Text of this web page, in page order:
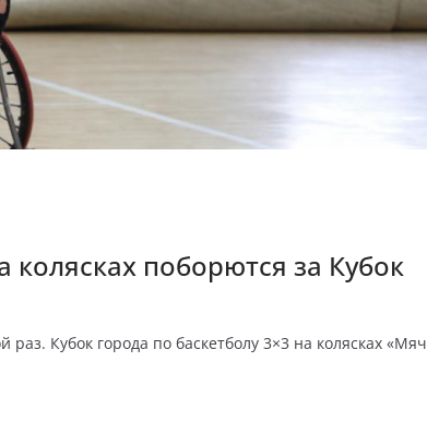
поборются за Кубок
Кубок города по баскетболу 3×3 на колясках «Мяч